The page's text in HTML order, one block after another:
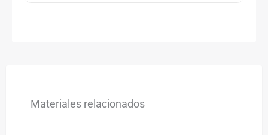
Materiales relacionados